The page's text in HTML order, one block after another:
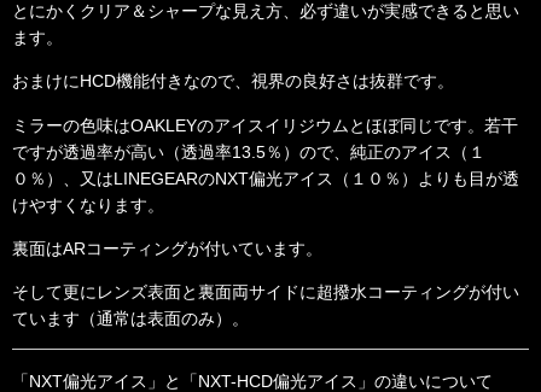
とにかくクリア＆シャープな見え方、必ず違いが実感できると思い
ます。
おまけにHCD機能付きなので、視界の良好さは抜群です。
ミラーの色味はOAKLEYのアイスイリジウムとほぼ同じです。若干
ですが透過率が高い（透過率13.5％）ので、純正のアイス（１
０％）、又はLINEGEARのNXT偏光アイス（１０％）よりも目が透
けやすくなります。
裏面はARコーティングが付いています。
そして更にレンズ表面と裏面両サイドに超撥水コーティングが付い
ています（通常は表面のみ）。
「NXT偏光アイス」と「NXT-HCD偏光アイス」の違いについて